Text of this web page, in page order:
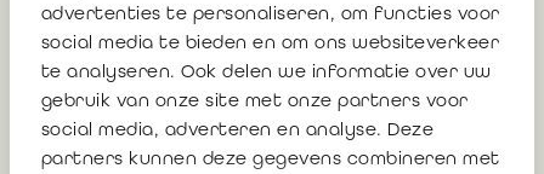
advertenties te personaliseren, om functies voor
social media te bieden en om ons websiteverkeer
te analyseren. Ook delen we informatie over uw
gebruik van onze site met onze partners voor
social media, adverteren en analyse. Deze
partners kunnen deze gegevens combineren met
Reactie van het IBR op het CBN-
ontwerpadvies “Winstuitkering: de
uitkeringstesten voor de BV en CV”